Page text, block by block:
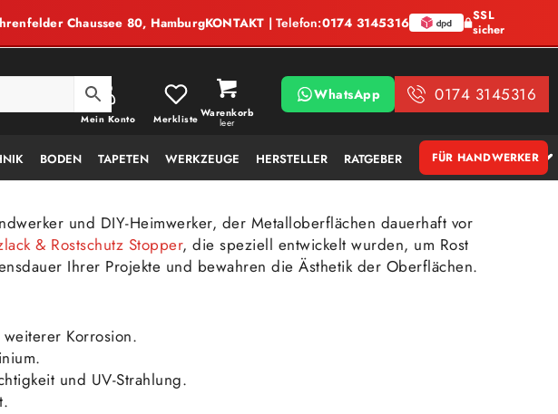
Chaussee 80, HamburgKONTAKT | Telefon:0174 3145316
SSL
sicher
Warenkorb
leer
Mein Konto Merkliste
WhatsApp 0174 3145316
BODEN TAPETEN WERKZEUGE HERSTELLER RATGEBER FÜR HANDWERKER
und DIY-Heimwerker, der Metalloberflächen dauerhaft vor
& Rostschutz Stopper, die speziell entwickelt wurden, um Rost
Ihrer Projekte und bewahren die Ästhetik der Oberflächen.
Korrosion.
und UV-Strahlung.